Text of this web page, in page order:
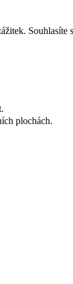
Souhlasíte
plochách.